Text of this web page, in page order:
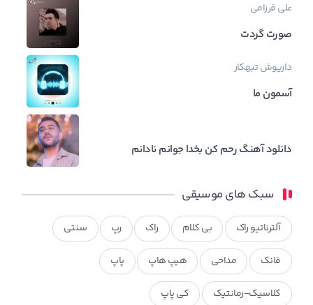
علی فرزامی
صورت گردت
داریوش تبهکار
آسمون ما
دانلود آهنگ رحم کن بخدا جوانم نادانم
سبک های موسیقی
آلترناتیو راک بی کلام راک رپ سنتی
فانک مداحی هیپ هاپ پاپ
کلاسیک-رمانتیک کی پاپ